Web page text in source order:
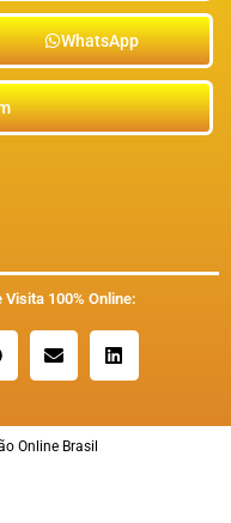
WhatsApp
100% Online:
Online Brasil